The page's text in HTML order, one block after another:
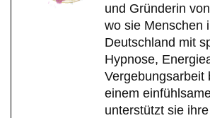
und Gründerin
wo sie Menschen
Deutschland mit
Hypnose,
Vergebungsarbeit
einem
unterstützt sie